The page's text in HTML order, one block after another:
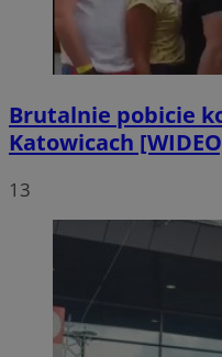
Brutalnie pobicie
Katowicach
13